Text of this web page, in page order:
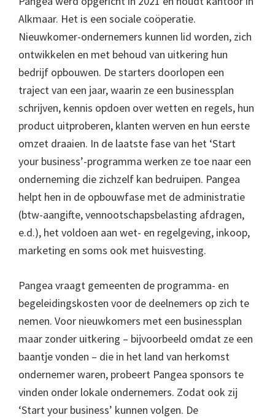
Alkmaar. Het is een sociale coöperatie.
Nieuwkomer-ondernemers kunnen lid worden, zich
ontwikkelen en met behoud van uitkering hun
bedrijf opbouwen. De starters doorlopen een
traject van een jaar, waarin ze een businessplan
schrijven, kennis opdoen over wetten en regels, hun
product uitproberen, klanten werven en hun eerste
omzet draaien. In de laatste fase van het ‘Start
your business’-programma werken ze toe naar een
onderneming die zichzelf kan bedruipen. Pangea
helpt hen in de opbouwfase met de administratie
(btw-aangifte, vennootschapsbelasting afdragen,
e.d.), het voldoen aan wet- en regelgeving, inkoop,
marketing en soms ook met huisvesting.
Pangea vraagt gemeenten de programma- en
begeleidingskosten voor de deelnemers op zich te
nemen. Voor nieuwkomers met een businessplan
maar zonder uitkering – bijvoorbeeld omdat ze een
baantje vonden – die in het land van herkomst
ondernemer waren, probeert Pangea sponsors te
vinden onder lokale ondernemers. Zodat ook zij
‘Start your business’ kunnen volgen. De